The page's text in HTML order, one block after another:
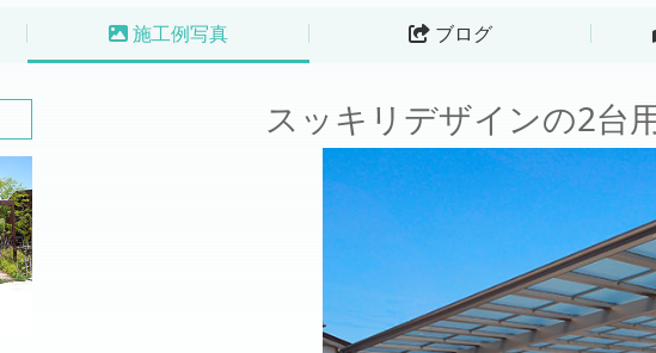
施工例写真 ブログ
スッキリデザインの2台